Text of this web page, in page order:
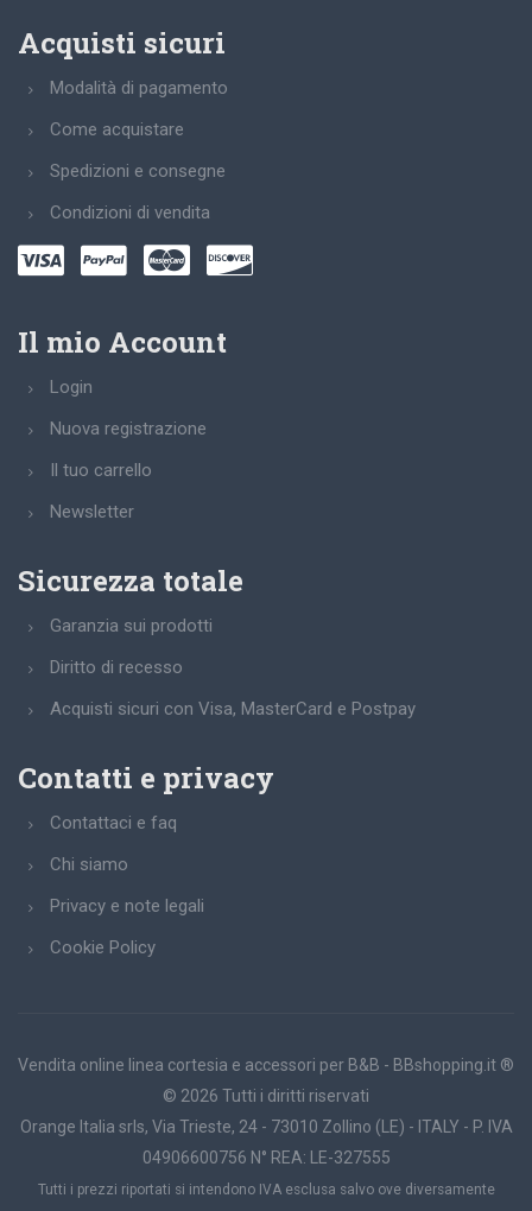
Acquisti sicuri
Modalità di pagamento
Come acquistare
Spedizioni e consegne
Condizioni di vendita
Il mio Account
Login
Nuova registrazione
Il tuo carrello
Newsletter
Sicurezza totale
Garanzia sui prodotti
Diritto di recesso
Acquisti sicuri con Visa, MasterCard e Postpay
Contatti e privacy
Contattaci e faq
Chi siamo
Privacy e note legali
Cookie Policy
Vendita online linea cortesia e accessori per B&B - BBshopping.it ®
© 2026 Tutti i diritti riservati
Orange Italia srls, Via Trieste, 24 - 73010 Zollino (LE) - ITALY - P. IVA
04906600756 N° REA: LE-327555
Tutti i prezzi riportati si intendono IVA esclusa salvo ove diversamente